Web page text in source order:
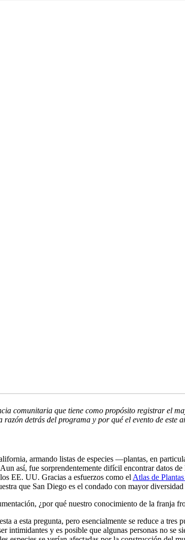
comunitaria que tiene como propósito registrar el
detrás del programa y por qué el evento de
armando listas de especies —plantas, en
así, fue sorprendentemente difícil encontrar datos
EE. UU. Gracias a esfuerzos como elAtlas de
que San Diego es el condado con mayor
¿por qué nuestro conocimiento de la franja
a esta pregunta, pero esencialmente se reduce a
intimidantes y es posible que algunas personas no se